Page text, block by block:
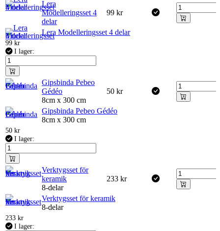
Lera
Modelleringsset 4
delar
99 kr
Lera Modelleringsset 4 delar
99 kr
I lager:
Gipsbinda Pebeo
Gédéo
8cm x 300 cm
50 kr
Gipsbinda Pebeo Gédéo
8cm x 300 cm
50 kr
I lager:
Verktygsset för
keramik
8-delar
233 kr
Verktygsset för keramik
8-delar
233 kr
I lager: